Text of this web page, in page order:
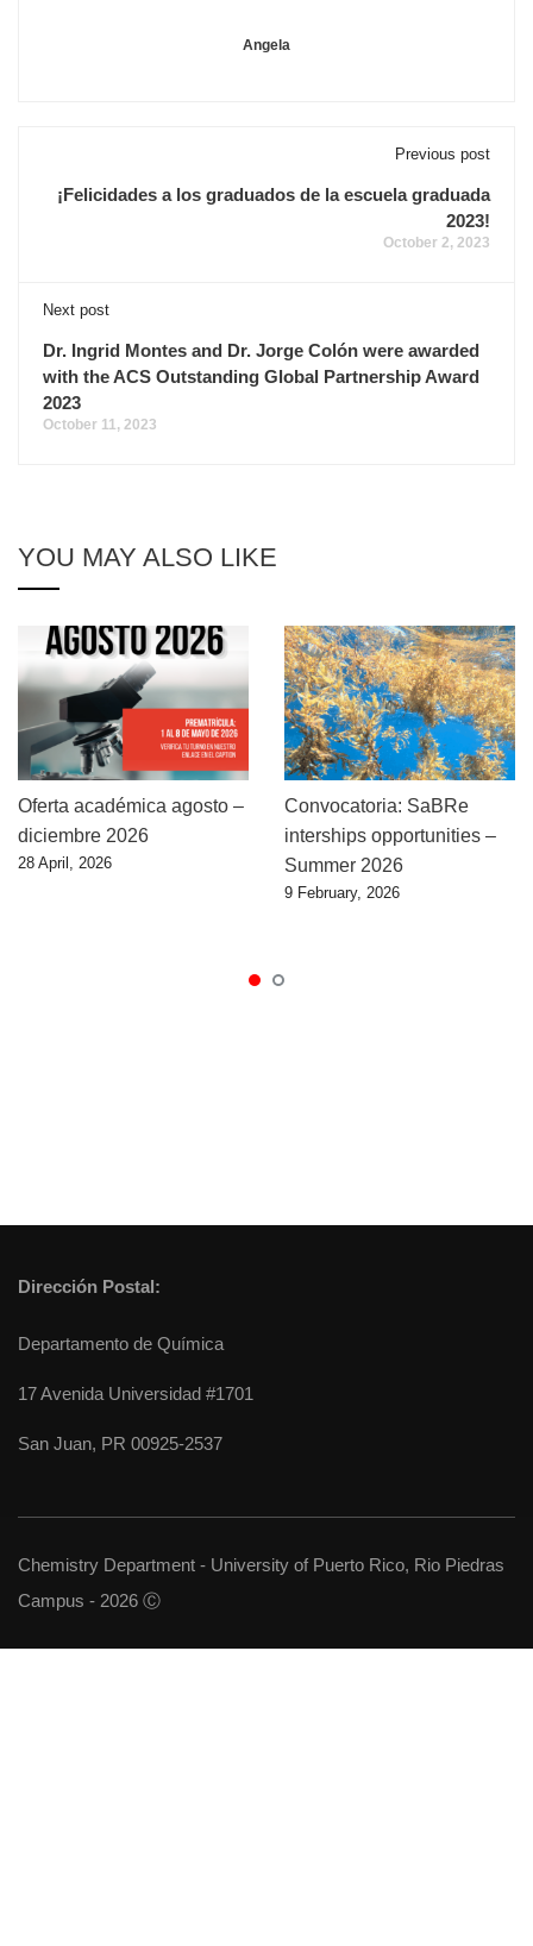
Angela
Previous post
¡Felicidades a los graduados de la escuela graduada
2023!
October 2, 2023
Next post
Dr. Ingrid Montes and Dr. Jorge Colón were awarded
with the ACS Outstanding Global Partnership Award
2023
October 11, 2023
YOU MAY ALSO LIKE
Oferta académica agosto –
diciembre 2026
28 April, 2026
Convocatoria: SaBRe
interships opportunities –
Summer 2026
9 February, 2026
Dirección Postal:
Departamento de Química
17 Avenida Universidad #1701
San Juan, PR 00925-2537
Chemistry Department - University of Puerto Rico, Rio Piedras
Campus - 2026 Ⓒ